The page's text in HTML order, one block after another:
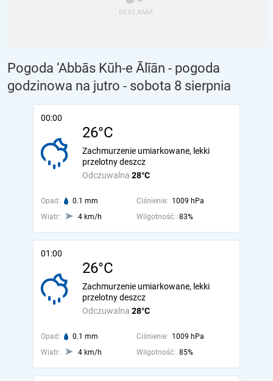
Pogoda ‘Abbās Kūh-e Ālīān - pogoda
godzinowa na jutro - sobota 8 sierpnia
00:00
26°C
Odczuwalna 28°C
Zachmurzenie umiarkowane, lekki
przelotny deszcz
Opad: 0.1 mm Ciśnienie: 1009 hPa
Wiatr:
4 km/h Wilgotność: 83%
01:00
26°C
Odczuwalna 28°C
Zachmurzenie umiarkowane, lekki
przelotny deszcz
Opad: 0.1 mm Ciśnienie: 1009 hPa
Wiatr:
4 km/h Wilgotność: 85%